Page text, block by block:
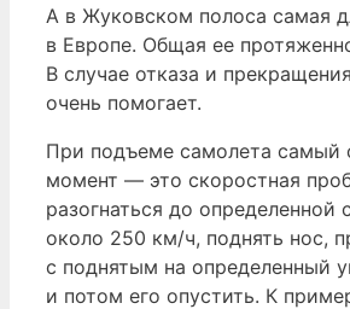
А в Жуковском полоса самая
в Европе. Общая ее
В случае отказа и
очень помогает.
При подъеме самолета самый
момент — это скоростная
разогнаться до
около 250 км/ч, поднять нос,
с поднятым на определенный
и потом его опустить. К